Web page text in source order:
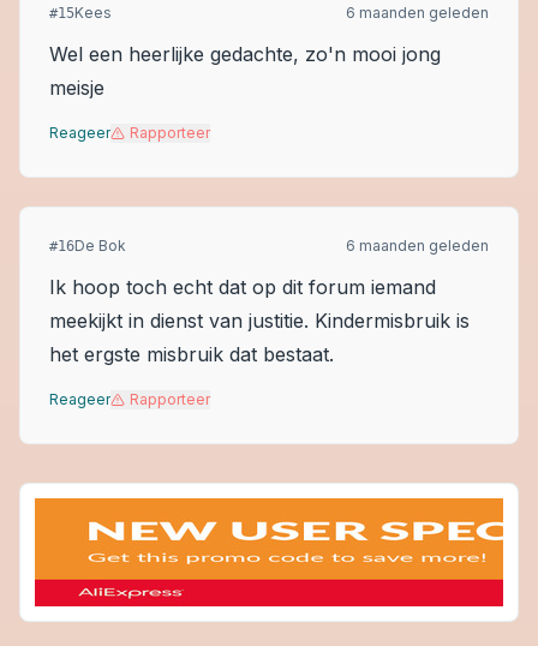
#15Kees 6 maanden geleden
Wel een heerlijke gedachte, zo'n mooi jong
meisje
Reageer Rapporteer
#16De Bok 6 maanden geleden
Ik hoop toch echt dat op dit forum iemand
meekijkt in dienst van justitie. Kindermisbruik is
het ergste misbruik dat bestaat.
Reageer Rapporteer